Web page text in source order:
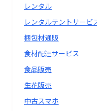
レンタル
レンタルテントサービ
梱包材通販
食材配達サービス
食品販売
生花販売
中古スマホ